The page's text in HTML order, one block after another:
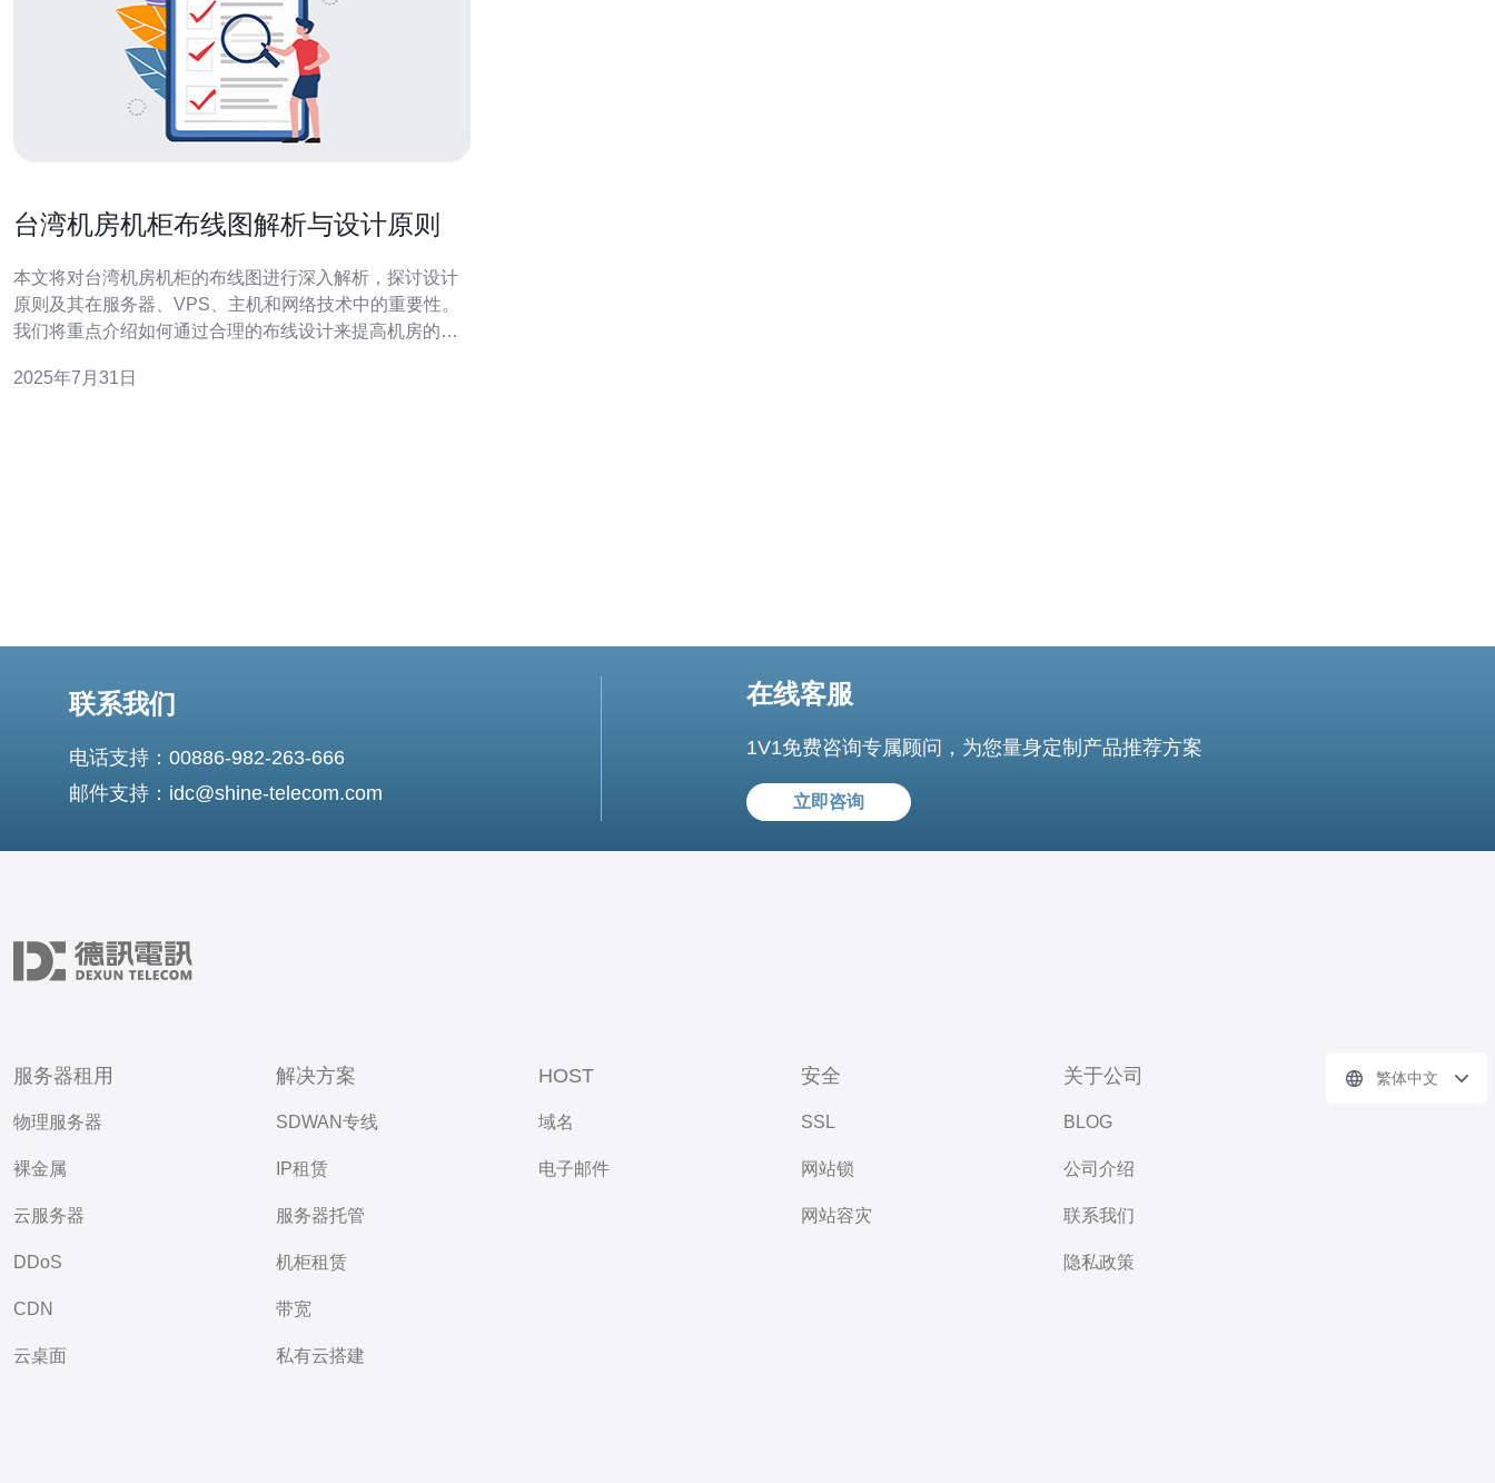
台湾机房机柜布线图解析与设计原则
本文将对台湾机房机柜的布线图进行深入解析，探讨设计
原则及其在服务器、VPS、主机和网络技术中的重要性。
我们将重点介绍如何通过合理的布线设计来提高机房的管
以确保最佳的布线效果。 机房布局与布线图概述 在设计台
2025年7月31日
联系我们
电话支持：00886-982-263-666
邮件支持：idc@shine-telecom.com
在线客服
1V1免费咨询专属顾问，为您量身定制产品推荐方案
立即咨询
服务器租用
物理服务器
裸金属
云服务器
DDoS
CDN
云桌面
解决方案
SDWAN专线
IP租赁
服务器托管
机柜租赁
带宽
私有云搭建
HOST
域名
电子邮件
安全
SSL
网站锁
网站容灾
关于公司
BLOG
公司介绍
联系我们
隐私政策
繁体中文